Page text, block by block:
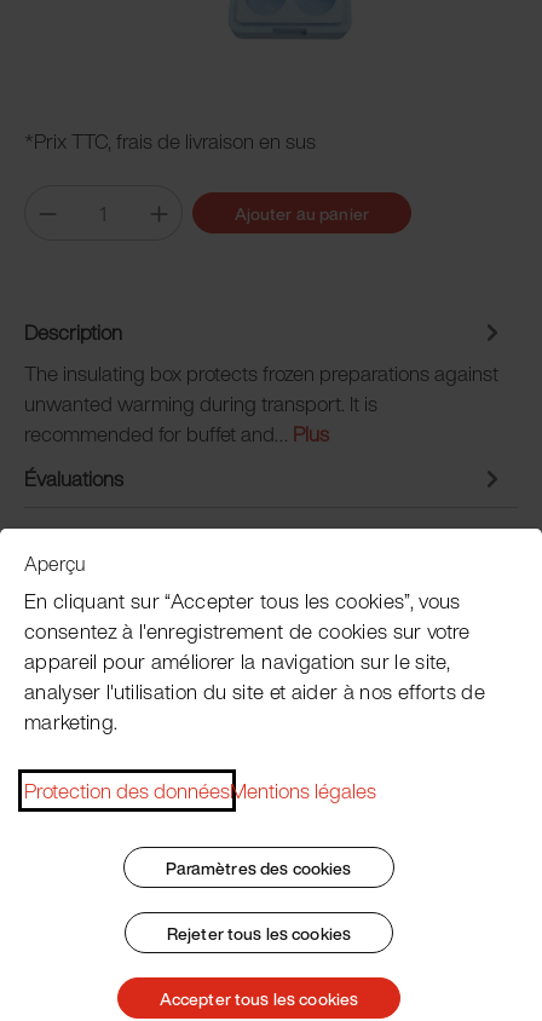
*Prix TTC, frais de livraison en sus
Ajouter au panier
Description
The insulating box protects frozen preparations against
unwanted warming during transport. It is
recommended for buffet and… Plus
Évaluations
Service clientèle
Subscribe Pacojet Newsletter
Would you like to be regularly updated on news,
Conditions Générales
Protection des données
Aperçu
En cliquant sur “Accepter tous les cookies”, vous
consentez à l'enregistrement de cookies sur votre
appareil pour améliorer la navigation sur le site,
analyser l'utilisation du site et aider à nos efforts de
marketing.
Protection des donnéesMentions légales
Paramètres des cookies
Rejeter tous les cookies
Accepter tous les cookies